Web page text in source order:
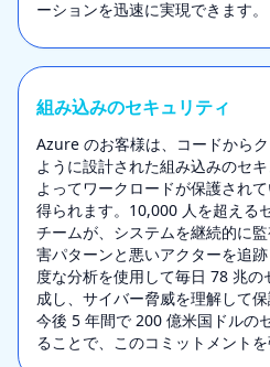
ーションを迅速に実現できます。
組み込みのセキュリティ
Azure のお客様は、コードから
ように設計された組み込みのセ
よってワークロードが保護され
得られます。10,000 人を超える
チームが、システムを継続的に
害パターンと悪いアクターを追
度な分析を使用して毎日 78 兆
成し、サイバー脅威を理解して
今後 5 年間で 200 億米国ドルの
ることで、このコミットメントを